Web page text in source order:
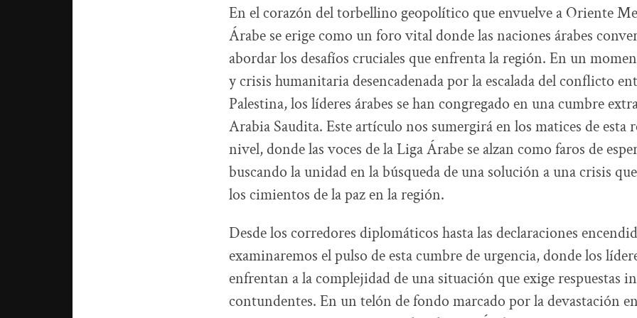
En el corazón del torbellino geopolítico que envuelve a Oriente
Árabe se erige como un foro vital donde las naciones árabes
abordar los desafíos cruciales que enfrenta la región. En un
y crisis humanitaria desencadenada por la escalada del conflicto
Palestina, los líderes árabes se han congregado en una cumbre
Arabia Saudita. Este artículo nos sumergirá en los matices de esta
nivel, donde las voces de la Liga Árabe se alzan como faros de
buscando la unidad en la búsqueda de una solución a una crisis
los cimientos de la paz en la región.
Desde los corredores diplomáticos hasta las declaraciones
examinaremos el pulso de esta cumbre de urgencia, donde los
enfrentan a la complejidad de una situación que exige respuestas
contundentes. En un telón de fondo marcado por la devastación